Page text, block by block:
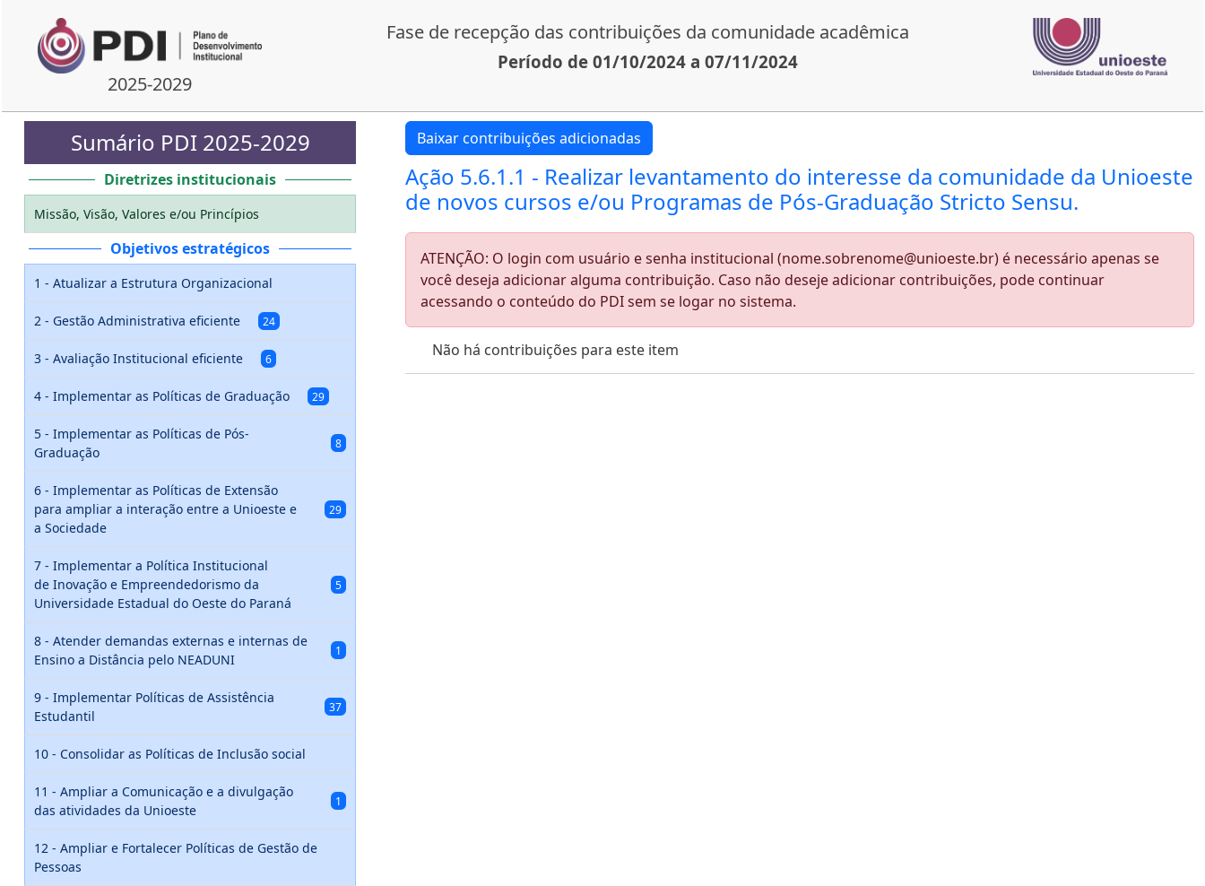
2025-2029
Fase de recepção das contribuições da comunidade acadêmica
Período de 01/10/2024 a 07/11/2024
Sumário PDI 2025-2029
Diretrizes institucionais
Missão, Visão, Valores e/ou Princípios
Objetivos estratégicos
1 - Atualizar a Estrutura Organizacional
2 - Gestão Administrativa eficiente 24
3 - Avaliação Institucional eficiente 6
4 - Implementar as Políticas de Graduação 29
5 - Implementar as Políticas de Pós-
Graduação
8
6 - Implementar as Políticas de Extensão
para ampliar a interação entre a Unioeste e
a Sociedade
29
7 - Implementar a Política Institucional
de Inovação e Empreendedorismo da
Universidade Estadual do Oeste do Paraná
5
8 - Atender demandas externas e internas de
Ensino a Distância pelo NEADUNI
1
9 - Implementar Políticas de Assistência
Estudantil
37
10 - Consolidar as Políticas de Inclusão social
11 - Ampliar a Comunicação e a divulgação
das atividades da Unioeste
1
12 - Ampliar e Fortalecer Políticas de Gestão de
Pessoas
Baixar contribuições adicionadas
Ação 5.6.1.1 - Realizar levantamento do interesse da comunidade da Unioeste
de novos cursos e/ou Programas de Pós-Graduação Stricto Sensu.
ATENÇÃO: O login com usuário e senha institucional (nome.sobrenome@unioeste.br) é necessário apenas se
você deseja adicionar alguma contribuição. Caso não deseje adicionar contribuições, pode continuar
acessando o conteúdo do PDI sem se logar no sistema.
Não há contribuições para este item